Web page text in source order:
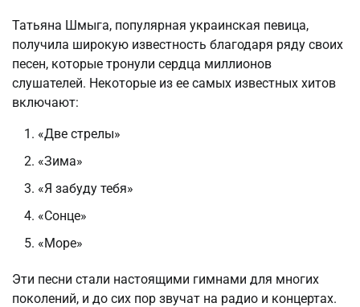
Татьяна Шмыга, популярная украинская певица,
получила широкую известность благодаря ряду своих
песен, которые тронули сердца миллионов
слушателей. Некоторые из ее самых известных хитов
включают:
«Две стрелы»
«Зима»
«Я забуду тебя»
«Сонце»
«Море»
Эти песни стали настоящими гимнами для многих
поколений, и до сих пор звучат на радио и концертах.